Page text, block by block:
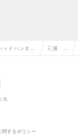
ッドハンター 三浦 真
職
関するポリシー